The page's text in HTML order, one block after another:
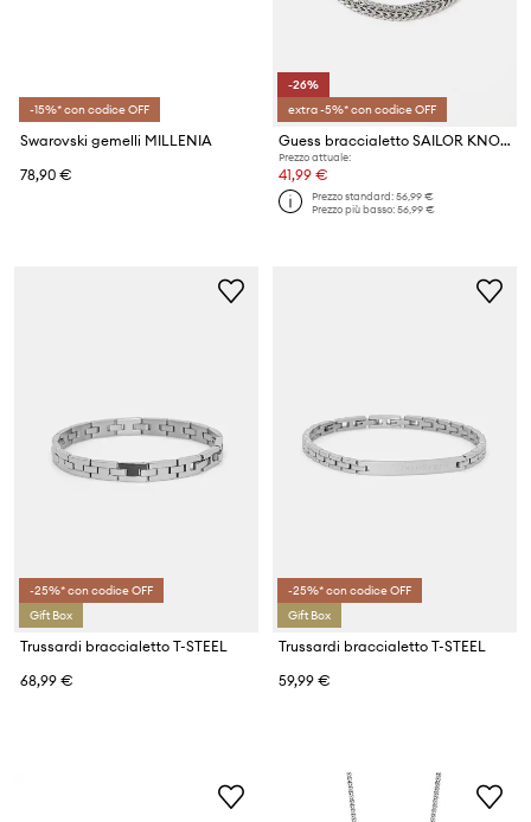
-15%* con codice OFF
Swarovski gemelli MILLENIA
78,90 €
-26%
extra -5%* con codice OFF
Guess braccialetto SAILOR KNOT
Prezzo attuale:
41,99 €
Prezzo standard:56,99 €
Prezzo più basso:56,99 €
-25%* con codice OFF
Gift Box
Trussardi braccialetto T-STEEL
68,99 €
-25%* con codice OFF
Gift Box
Trussardi braccialetto T-STEEL
59,99 €